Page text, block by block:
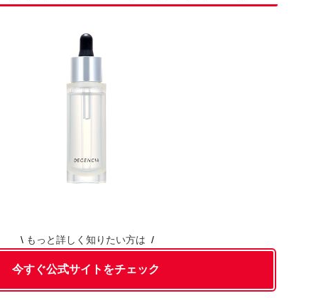
もっと詳しく知りたい方は
今すぐ公式サイトをチェック